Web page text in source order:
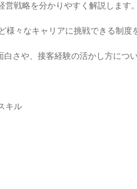
戦略を分かりやすく解説します。
様々なキャリアに挑戦できる制度
さや、接客経験の活かし方につ
キル